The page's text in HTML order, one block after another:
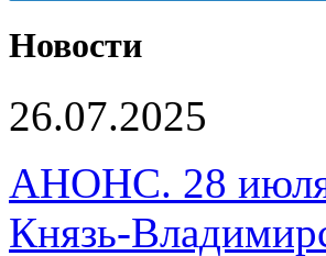
Новости
26.07.2025
АНОНС. 28 июля
Князь-